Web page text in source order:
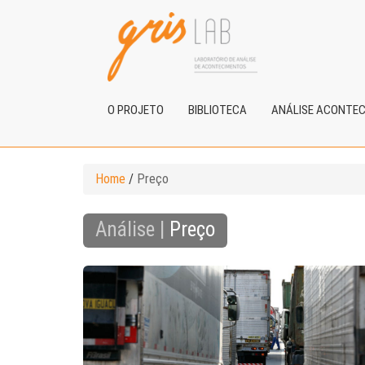
O PROJETO BIBLIOTECA ANÁLISE
Home / Preço
Análise | Preço